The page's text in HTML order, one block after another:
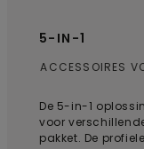
5-IN-1
ACCESSOIRES
De 5-in-1
voor
pakket. De